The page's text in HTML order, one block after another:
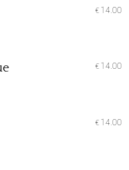
€ 14.00
€ 14.00
€ 14.00